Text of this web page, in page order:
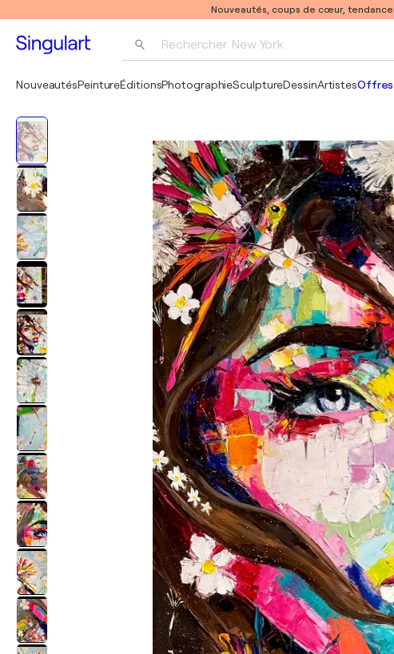
Nouveautés, coups de cœur,
Rechercher New York
Pablo Picasso
NouveautésPeintureÉditionsPhotographieSculptureDessinArtistesOffres